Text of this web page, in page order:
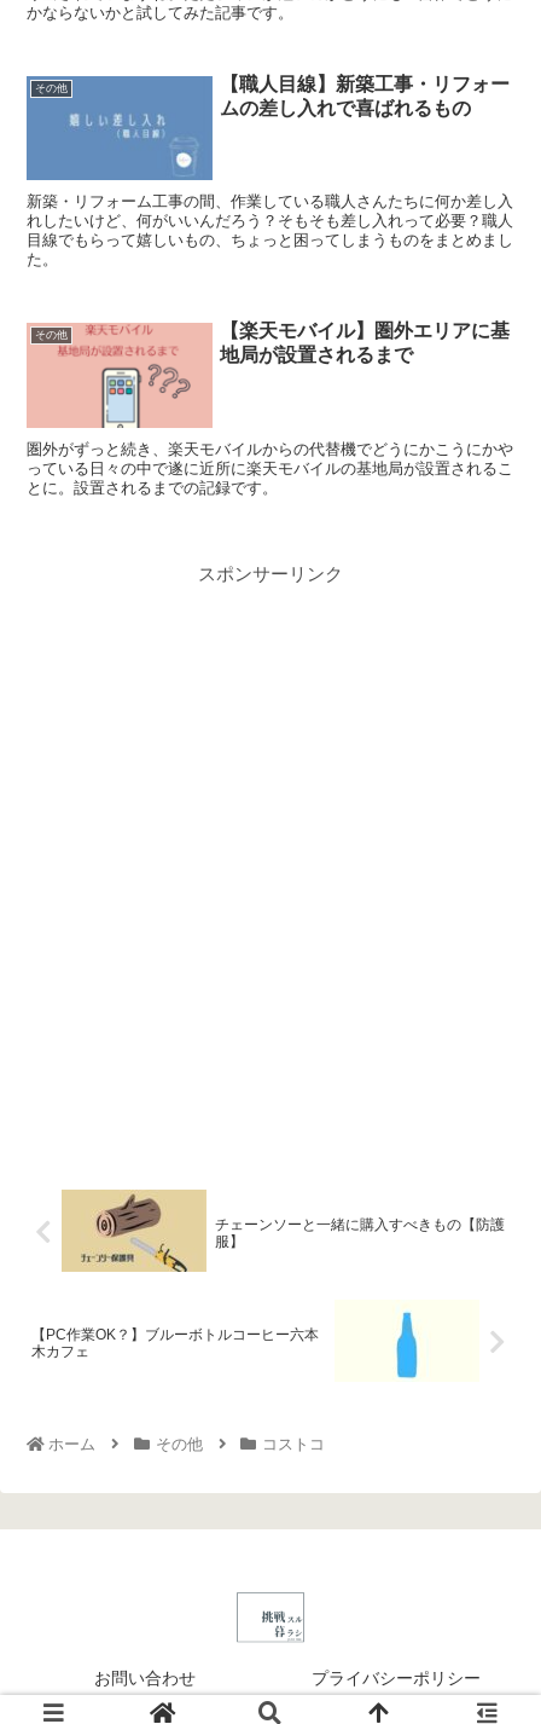
かならないかと試してみた記事です。
その他
【職人目線】新築工事・リフォー
ムの差し入れで喜ばれるもの
新築・リフォーム工事の間、作業している職人さんたちに何か差し入
れしたいけど、何がいいんだろう？そもそも差し入れって必要？職人
目線でもらって嬉しいもの、ちょっと困ってしまうものをまとめまし
た。
その他
【楽天モバイル】圏外エリアに基
地局が設置されるまで
圏外がずっと続き、楽天モバイルからの代替機でどうにかこうにかや
っている日々の中で遂に近所に楽天モバイルの基地局が設置されるこ
とに。設置されるまでの記録です。
スポンサーリンク
チェーンソーと一緒に購入すべきもの【防護
服】
【PC作業OK？】ブルーボトルコーヒー六本
木カフェ
ホーム その他 コストコ
お問い合わせ プライバシーポリシー